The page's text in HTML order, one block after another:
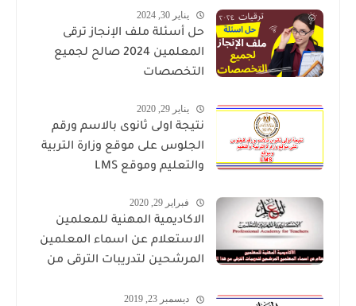
يناير 30, 2024
حل أسئلة ملف الإنجاز ترقى
المعلمين 2024 صالح لجميع
التخصصات
يناير 29, 2020
نتيجة اولى ثانوى بالاسم ورقم
الجلوس على موقع وزارة التربية
والتعليم وموقع LMS
فبراير 29, 2020
الاكاديمية المهنية للمعلمين
الاستعلام عن اسماء المعلمين
المرشحين لتدريبات الترقى من
ديسمبر 23, 2019